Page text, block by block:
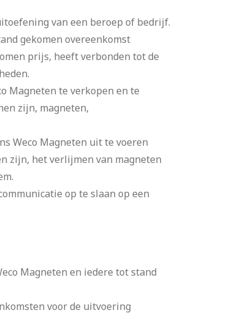
van een beroep of bedrijf.
gekomen overeenkomst
prijs, heeft verbonden tot de
Magneten te verkopen en te
zijn, magneten,
Weco Magneten uit te voeren
zijn, het verlijmen van magneten
op te slaan op een
Magneten en iedere tot stand
voor de uitvoering